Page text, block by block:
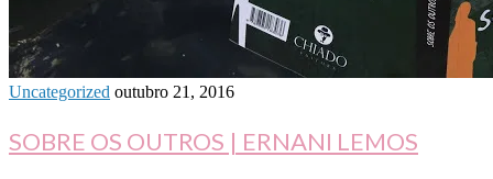
Uncategorized outubro 21, 2016
SOBRE OS OUTROS | ERNANI LEMOS